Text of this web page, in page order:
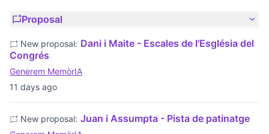
Proposal
11 days ago
New proposal: Dani i Maite - Escales de l'Església del
Congrés
Generem MemòrIA
New proposal: Juan i Assumpta - Pista de patinatge